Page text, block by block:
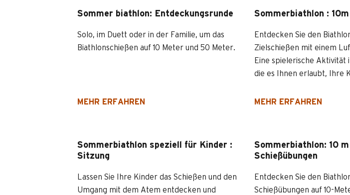
Sommer biathlon: Entdeckungsrunde
Solo, im Duett oder in der Familie, um das
Biathlonschießen auf 10 Meter und 50 Meter.
MEHR ERFAHREN
Sommerbiathlon :
Entdecken Sie den
Zielschießen mit einem
Eine spielerische Aktivität
die es Ihnen erlaubt, Ihre
MEHR ERFAHREN
Sommerbiathlon speziell für Kinder :
Sitzung
Lassen Sie Ihre Kinder das Schießen und den
Umgang mit dem Atem entdecken und
Sommerbiathlon: 10 m
Schießübungen
Entdecken Sie den
Schießübungen auf 10-